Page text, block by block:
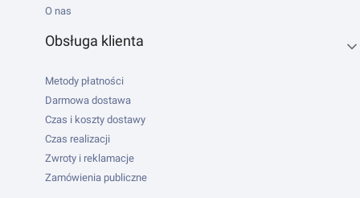
O nas
Obsługa klienta
Metody płatności
Darmowa dostawa
Czas i koszty dostawy
Czas realizacji
Zwroty i reklamacje
Zamówienia publiczne